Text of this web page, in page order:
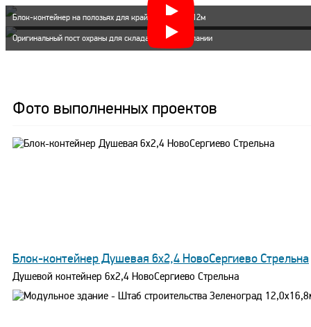
Блок-контейнер на полозьях для крайнего севера 12м
Оригинальный пост охраны для склада мясной компании
Фото выполненных проектов
Блок-контейнер Душевая 6х2,4 НовоСергиево Стрельна
Душевой контейнер 6х2,4 НовоСергиево Стрельна